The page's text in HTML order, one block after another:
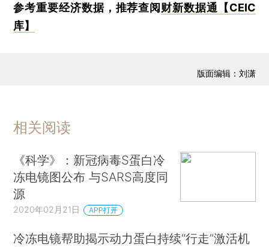
参考重要经济数据，推荐查阅 财新数据通【CEIC
库】
版面编辑：刘潇
相关阅读
《科学》：新冠病毒S蛋白冷
冻电镜图公布 与SARS高度同
源
2020年02月21日 APP打开
冷冻电镜帮助揭示动力蛋白持续“行走”激活机